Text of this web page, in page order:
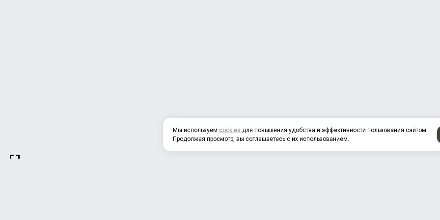
Мы используем cookies для повышения удобства и эффективности пользования сайтом.
Продолжая просмотр, вы соглашаетесь с их использованием.